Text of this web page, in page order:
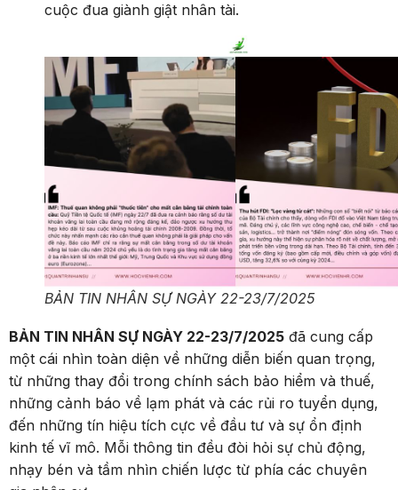
cuộc đua giành giật nhân tài.
BẢN TIN NHÂN SỰ NGÀY 22-23/7/2025
BẢN TIN NHÂN SỰ NGÀY 22-23/7/2025 đã cung cấp
một cái nhìn toàn diện về những diễn biến quan trọng,
từ những thay đổi trong chính sách bảo hiểm và thuế,
những cảnh báo về lạm phát và các rủi ro tuyển dụng,
đến những tín hiệu tích cực về đầu tư và sự ổn định
kinh tế vĩ mô. Mỗi thông tin đều đòi hỏi sự chủ động,
nhạy bén và tầm nhìn chiến lược từ phía các chuyên